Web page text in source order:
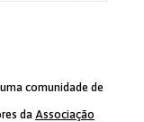
comunidade de
daAssociação